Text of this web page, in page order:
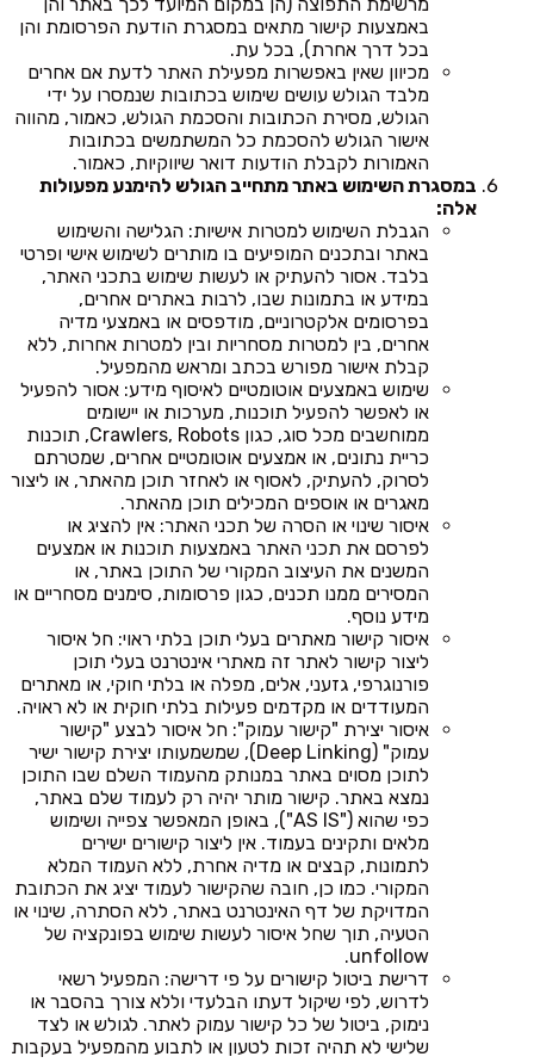
באמצעות קישור מתאים במסגרת הודעת הפרסומת והן
בכל דרך אחרת), בכל עת.
מכיוון שאין באפשרות מפעילת האתר לדעת אם אחרים
מלבד הגולש עושים שימוש בכתובות שנמסרו על ידי
הגולש, מסירת הכתובות והסכמת הגולש, כאמור, מהווה
אישור הגולש להסכמת כל המשתמשים בכתובות
האמורות לקבלת הודעות דואר שיווקיות, כאמור.
במסגרת השימוש באתר מתחייב הגולש להימנע מפעולות
אלה:
הגבלת השימוש למטרות אישיות: הגלישה והשימוש
באתר ובתכנים המופיעים בו מותרים לשימוש אישי ופרטי
בלבד. אסור להעתיק או לעשות שימוש בתכני האתר,
במידע או בתמונות שבו, לרבות באתרים אחרים,
בפרסומים אלקטרוניים, מודפסים או באמצעי מדיה
אחרים, בין למטרות מסחריות ובין למטרות אחרות, ללא
קבלת אישור מפורש בכתב ומראש מהמפעיל.
שימוש באמצעים אוטומטיים לאיסוף מידע: אסור להפעיל
או לאפשר להפעיל תוכנות, מערכות או יישומים
ממוחשבים מכל סוג, כגון Crawlers, Robots, תוכנות
כריית נתונים, או אמצעים אוטומטיים אחרים, שמטרתם
לסרוק, להעתיק, לאסוף או לאחזר תוכן מהאתר, או ליצור
מאגרים או אוספים המכילים תוכן מהאתר.
איסור שינוי או הסרה של תכני האתר: אין להציג או
לפרסם את תכני האתר באמצעות תוכנות או אמצעים
המשנים את העיצוב המקורי של התוכן באתר, או
המסירים ממנו תכנים, כגון פרסומות, סימנים מסחריים או
מידע נוסף.
איסור קישור מאתרים בעלי תוכן בלתי ראוי: חל איסור
ליצור קישור לאתר זה מאתרי אינטרנט בעלי תוכן
פורנוגרפי, גזעני, אלים, מפלה או בלתי חוקי, או מאתרים
המעודדים או מקדמים פעילות בלתי חוקית או לא ראויה.
איסור יצירת "קישור עמוק": חל איסור לבצע "קישור
עמוק" (Deep Linking), שמשמעותו יצירת קישור ישיר
לתוכן מסוים באתר במנותק מהעמוד השלם שבו התוכן
נמצא באתר. קישור מותר יהיה רק לעמוד שלם באתר,
כפי שהוא ("AS IS"), באופן המאפשר צפייה ושימוש
מלאים ותקינים בעמוד. אין ליצור קישורים ישירים
לתמונות, קבצים או מדיה אחרת, ללא העמוד המלא
המקורי. כמו כן, חובה שהקישור לעמוד יציג את הכתובת
המדויקת של דף האינטרנט באתר, ללא הסתרה, שינוי או
הטעיה, תוך שחל איסור לעשות שימוש בפונקציה של
unfollow.
דרישת ביטול קישורים על פי דרישה: המפעיל רשאי
לדרוש, לפי שיקול דעתו הבלעדי וללא צורך בהסבר או
נימוק, ביטול של כל קישור עמוק לאתר. לגולש או לצד
שלישי לא תהיה זכות לטעון או לתבוע מהמפעיל בעקבות